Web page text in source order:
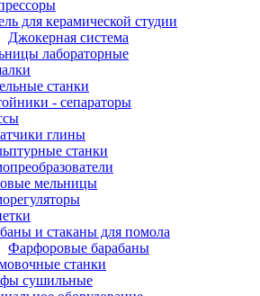
для керамической студии
Джокерная система
лабораторные
станки
- сепараторы
глины
станки
мельницы
и стаканы для помола
Фарфоровые барабаны
станки
сушильные